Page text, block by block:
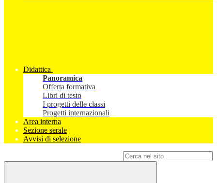
Didattica
Panoramica
Offerta formativa
Libri di testo
I progetti delle classi
Progetti internazionali
Area interna
Sezione serale
Avvisi di selezione